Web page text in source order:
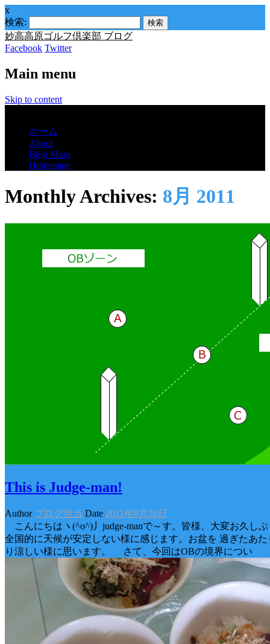
x
検索:
妙高高原ゴルフ倶楽部 ブログ
Facebook Twitter
Main menu
Skip to content
ホーム
About
Blog Mura
Homepage
Monthly Archives: 8月 2011
This is Judge-man!
Author ブログ担当 Date 2011年8月26日
こんにちはヽ(^o^)丿judge-manで～す。皆様、大変お久し
全国的に天候が安定しない様に感じます。お盆を 過ぎたあ
り涼しい様に思います。 さて、今回はOBの境界につい